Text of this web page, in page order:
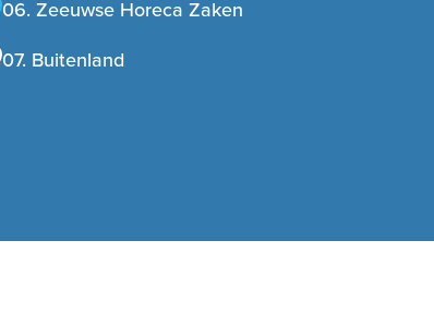
06. Zeeuwse Horeca Zaken
07. Buitenland